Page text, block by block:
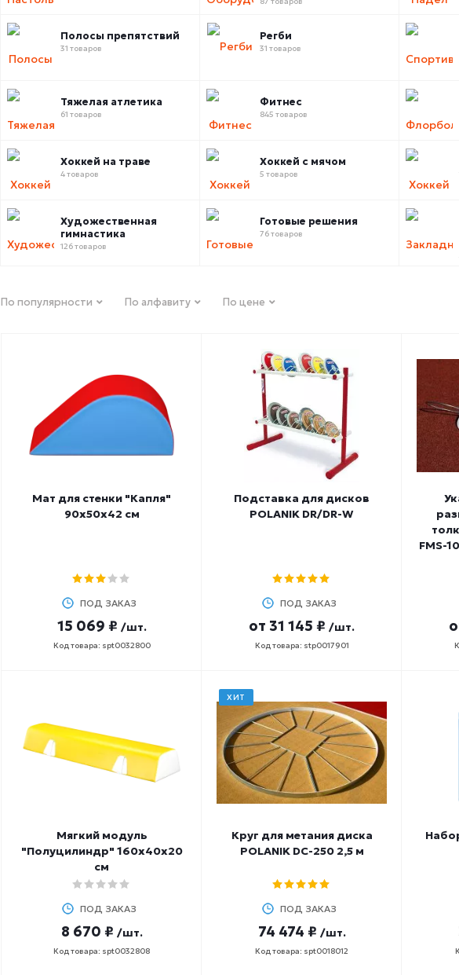
Полосы препятствий
31 товаров
Регби
31 товаров
Тяжелая атлетика
61 товаров
Фитнес
845 товаров
Хоккей на траве
4 товаров
Хоккей с мячом
5 товаров
Художественная
гимнастика
126 товаров
Готовые решения
76 товаров
По популярности По алфавиту По цене
Мат для стенки "Капля"
90х50х42 см
ПОД ЗАКАЗ
15 069 ₽ /шт.
Код товара: spt0032800
Подставка для дисков
POLANIK DR/DR-W
ПОД ЗАКАЗ
от 31 145 ₽ /шт.
Код товара: stp0017901
FMS-
Мягкий модуль
"Полуцилиндр" 160х40х20
см
ПОД ЗАКАЗ
8 670 ₽ /шт.
Код товара: spt0032808
ХИТ
Круг для метания диска
POLANIK DC-250 2,5 м
ПОД ЗАКАЗ
74 474 ₽ /шт.
Код товара: spt0018012